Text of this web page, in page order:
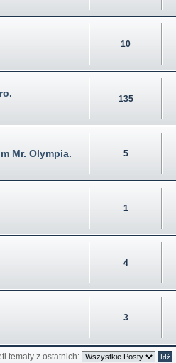
10
135
Mr. Olympia. 5
1
4
3
tematy z ostatnich: